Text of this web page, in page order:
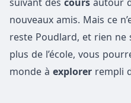
suivant des cours autour
nouveaux amis. Mais ce
reste Poudlard, et rien ne
plus de l’école, vous
monde à explorer rempli